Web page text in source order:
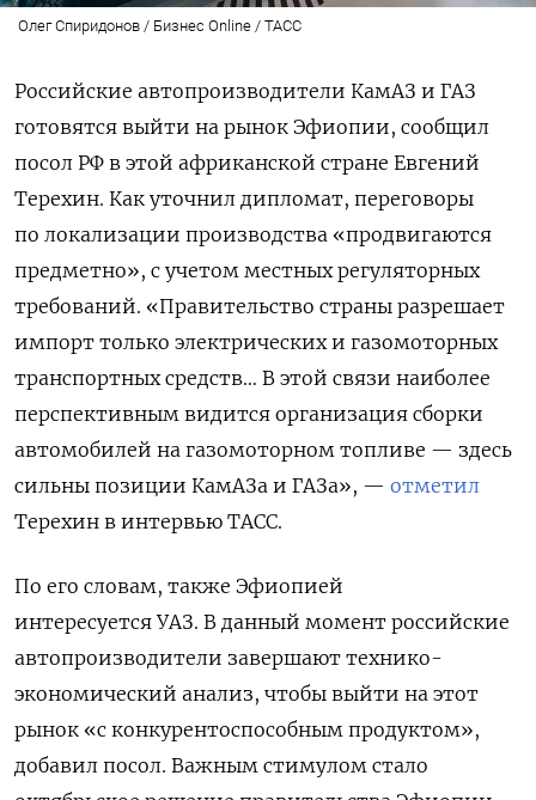
Олег Спиридонов / Бизнес Online / ТАСС
Российские автопроизводители КамАЗ и ГАЗ
готовятся выйти на рынок Эфиопии, сообщил
посол РФ в этой африканской стране Евгений
Терехин. Как уточнил дипломат, переговоры
по локализации производства «продвигаются
предметно», с учетом местных регуляторных
требований. «Правительство страны разрешает
импорт только электрических и газомоторных
транспортных средств… В этой связи наиболее
перспективным видится организация сборки
автомобилей на газомоторном топливе — здесь
сильны позиции КамАЗа и ГАЗа», — отметил
Терехин в интервью ТАСС.
По его словам, также Эфиопией
интересуется УАЗ. В данный момент российские
автопроизводители завершают технико-
экономический анализ, чтобы выйти на этот
рынок «с конкурентоспособным продуктом»,
добавил посол. Важным стимулом стало